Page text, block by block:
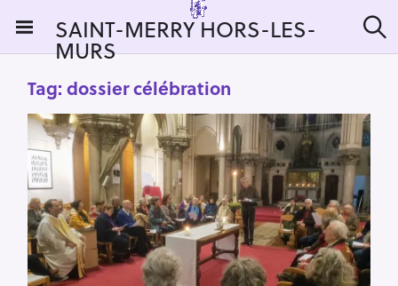
i
SAINT-MERRY HORS-LES-
MURS e
Tag: dossier célébration